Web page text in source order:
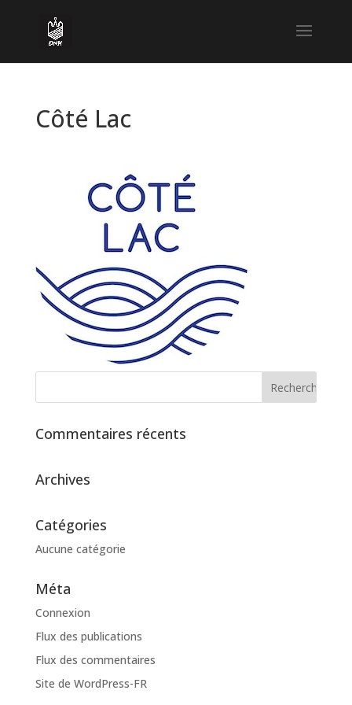
Côté Lac
Commentaires récents
Archives
Catégories
Aucune catégorie
Méta
Connexion
Flux des publications
Flux des commentaires
Site de WordPress-FR